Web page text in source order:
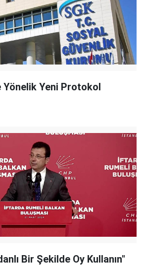
Yönelik Yeni Protokol
Bir Şekilde Oy Kullanın"